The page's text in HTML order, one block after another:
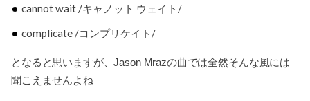
cannot wait /キャノット ウェイト/
complicate /コンプリケイト/
となると思いますが、Jason Mrazの曲では全然そんな風には
聞こえませんよね